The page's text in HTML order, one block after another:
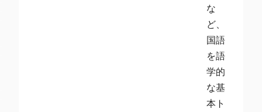
な
ど、
国語
を語
学的
な基
本ト